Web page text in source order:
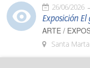
26/06/2026
Exposición
ARTE /
Santa